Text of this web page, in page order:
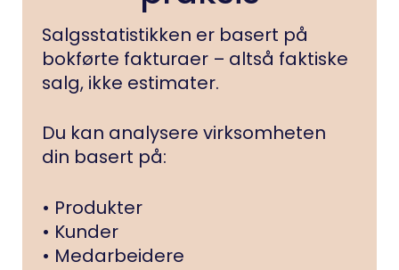
Salgsstatistikken er basert på
bokførte fakturaer – altså faktiske
salg, ikke estimater.
Du kan analysere virksomheten
din basert på:
• Produkter
• Kunder
• Medarbeidere